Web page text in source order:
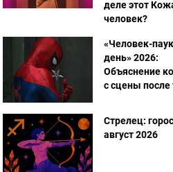
деле этот
человек?
«Человек-
день» 2026:
Объяснение
с сцены после
Стрелец:
август 2026